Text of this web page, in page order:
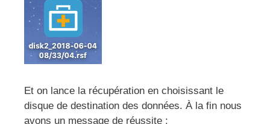
Et on lance la récupération en choisissant le
disque de destination des données. À la fin nous
avons un message de réussite :